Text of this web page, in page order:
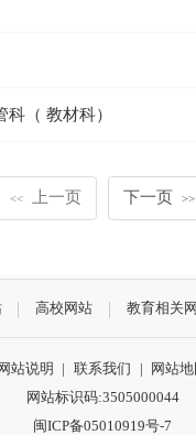
（ 教材科）
<< 上一页 下一页 >>
高校网站 教育相关
网站说明 | 联系我们 |
网站地
网站标识码:3505000044
闽ICP备05010919号-7